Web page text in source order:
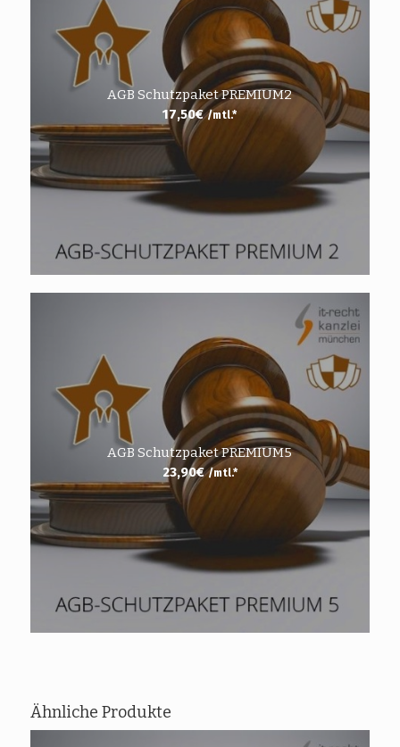
AGB Schutzpaket PREMIUM2
17,50€ /mtl.*
AGB Schutzpaket PREMIUM5
23,90€ /mtl.*
Ähnliche Produkte